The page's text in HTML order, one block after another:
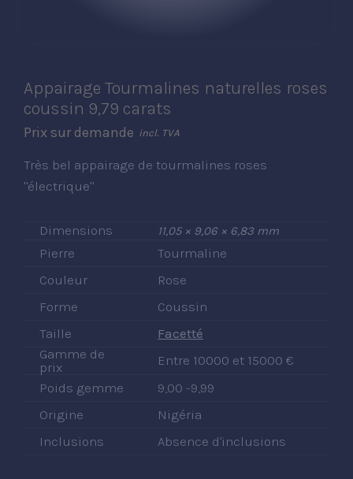
Appairage Tourmalines naturelles roses
coussin 9,79 carats
Prix sur demande incl. TVA
Très bel appairage de tourmalines roses
"électrique"
Dimensions 11,05 × 9,06 × 6,83 mm
Pierre
Tourmaline
Couleur
Rose
Forme
Coussin
Taille
Facetté
Gamme de
prix
Entre 10000 et 15000 €
Poids gemme
9,00 -9,99
Origine
Nigéria
Inclusions
Absence d'inclusions